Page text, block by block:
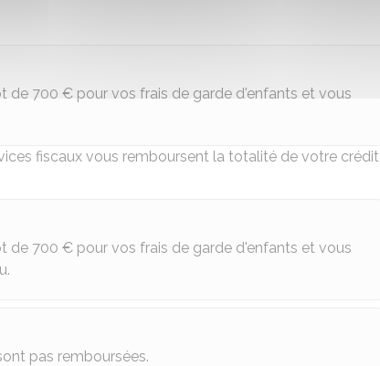
de 700 € pour vos frais de garde d'enfants et vous
fiscaux vous remboursent la totalité de votre crédit
de 700 € pour vos frais de garde d'enfants et vous
pas remboursées.